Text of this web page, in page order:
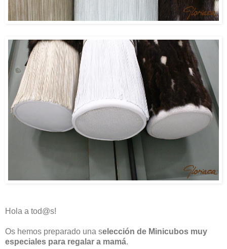
Hola a tod@s!
Os hemos preparado una selección de Minicubos muy
especiales para regalar a mamá.